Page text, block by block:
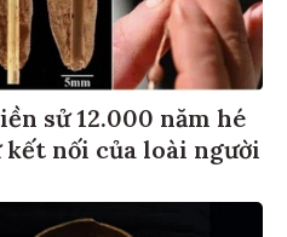
sử 12.000 năm hé
nối của loài người